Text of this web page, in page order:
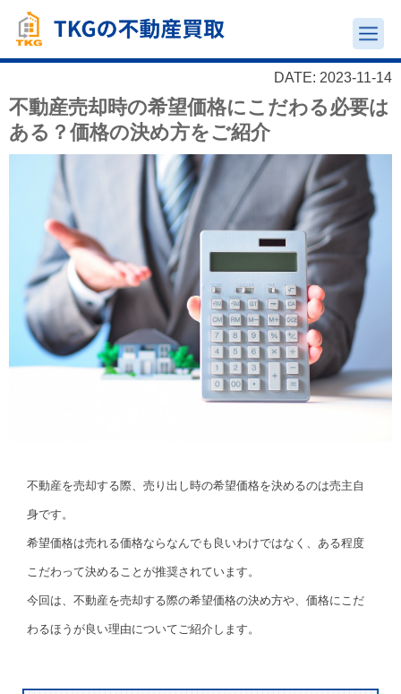
DATE: 2023-11-14
不動産売却時の希望価格にこだわる必要は
ある？価格の決め方をご紹介
不動産を売却する際、売り出し時の希望価格を決めるのは売主自
身です。
希望価格は売れる価格ならなんでも良いわけではなく、ある程度
こだわって決めることが推奨されています。
今回は、不動産を売却する際の希望価格の決め方や、価格にこだ
わるほうが良い理由についてご紹介します。